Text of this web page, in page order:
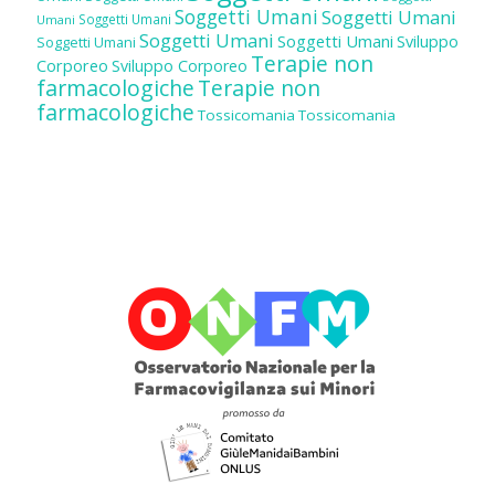
Umani Soggetti Umani Soggetti UmaniSoggetti Umani
Soggetti Umani Soggetti Umani Soggetti Umani Sviluppo
Corporeo Sviluppo Corporeo Terapie non
farmacologicheTerapie non
farmacologiche Tossicomania Tossicomania